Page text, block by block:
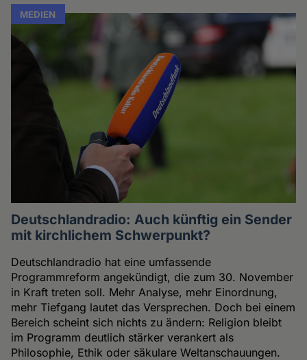
MEDIEN
Deutschlandradio: Auch künftig ein Sender
mit kirchlichem Schwerpunkt?
Deutschlandradio hat eine umfassende
Programmreform angekündigt, die zum 30. November
in Kraft treten soll. Mehr Analyse, mehr Einordnung,
mehr Tiefgang lautet das Versprechen. Doch bei einem
Bereich scheint sich nichts zu ändern: Religion bleibt
im Programm deutlich stärker verankert als
Philosophie, Ethik oder säkulare Weltanschauungen.